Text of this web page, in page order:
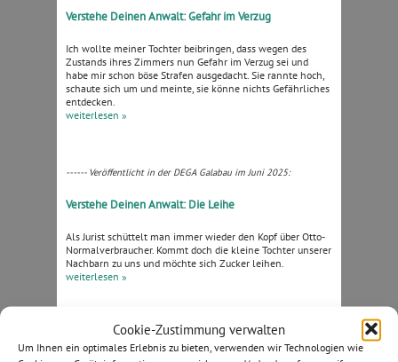
Cookie-Zustimmung verwalten
Um Ihnen ein optimales Erlebnis zu bieten, verwenden wir Technologien wie
Verstehe Deinen Anwalt: Gefahr im Verzug
Ich wollte meiner Tochter beibringen, dass wegen des
Zustands ihres Zimmers nun Gefahr im Verzug sei und
habe mir schon böse Strafen ausgedacht. Sie rannte hoch,
schaute sich um und meinte, sie könne nichts Gefährliches
entdecken.
weiterlesen »
------ Veröffentlicht in der DEGA Galabau im Juni 2025:
Verstehe Deinen Anwalt: Die Leihe
Als Jurist schüttelt man immer wieder den Kopf über Otto-
Normalverbraucher. Kommt doch die kleine Tochter unserer
Nachbarn zu uns und möchte sich Zucker leihen.
weiterlesen »
------ Veröffentlicht in der DEGA Galabau im Mai 2025: